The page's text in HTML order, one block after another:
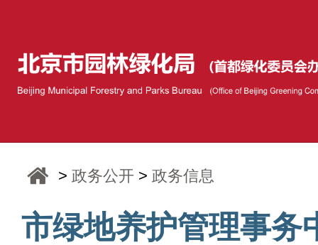
>政务公开 >政务信息
市绿地养护管理事务